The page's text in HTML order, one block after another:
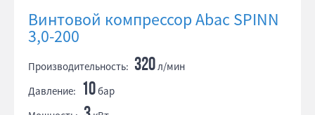
Винтовой компрессор Abac SPINN
3,0-200
Производительность: 320л/мин
Давление: 10бар